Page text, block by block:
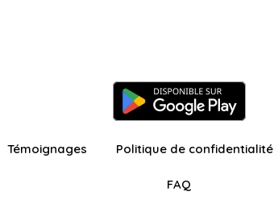
Témoignages Politique de confidentialité
FAQ